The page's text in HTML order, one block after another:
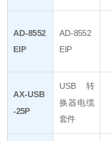
AD-8552
EIP
AD-8552
EIP
AX-USB
-25P
USB 转
换器电缆
套件